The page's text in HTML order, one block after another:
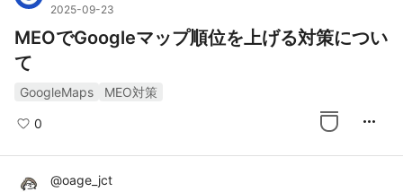
2025-09-23
MEOでGoogleマップ順位を上げる対策につい
て
GoogleMaps MEO対策
0 more_horiz
@oage_jct